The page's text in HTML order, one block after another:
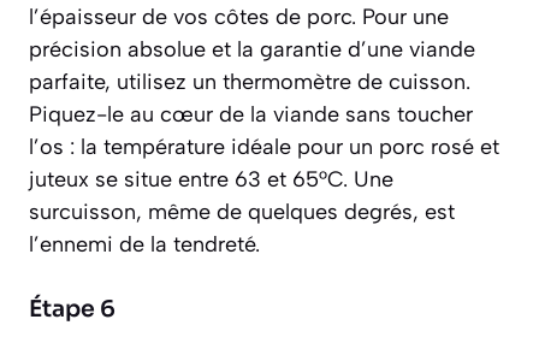
l’épaisseur de vos côtes de porc. Pour une
précision absolue et la garantie d’une viande
parfaite, utilisez un thermomètre de cuisson.
Piquez-le au cœur de la viande sans toucher
l’os : la température idéale pour un porc rosé et
juteux se situe entre 63 et 65°C. Une
surcuisson, même de quelques degrés, est
l’ennemi de la tendreté.
Étape 6